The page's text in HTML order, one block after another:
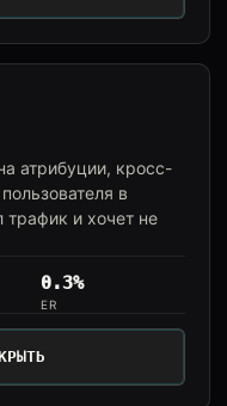
атрибуции, кросс-
в
трафик и хочет не
0.3%
ER